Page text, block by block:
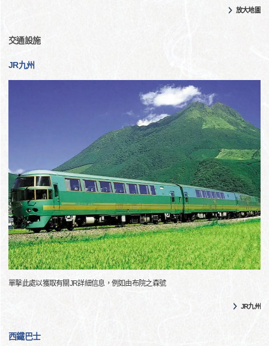
放大地圖
交通設施
JR九州
單擊此處以獲取有關JR詳細信息，例如由布院之森號
JR九州
西鐵巴士